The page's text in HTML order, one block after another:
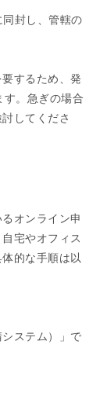
封し、管轄の
するため、発
。急ぎの場合
してくださ
オンライン申
宅やオフィス
的な手順は以
ステム）」で